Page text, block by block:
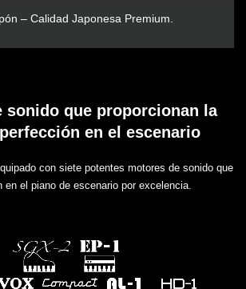
– Calidad Japonesa Premium.
sonido que proporcionan la
en el escenario
con siete potentes motores de sonido que
en el piano de escenario por excelencia.